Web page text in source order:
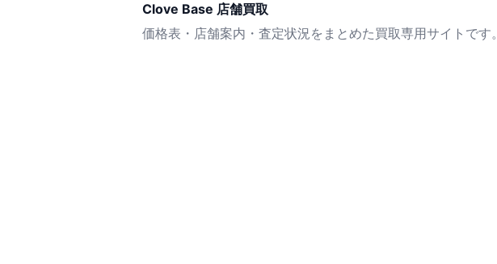
Clove Base 店舗買取
価格表・店舗案内・査定状況をまとめた買取専用サイトです。